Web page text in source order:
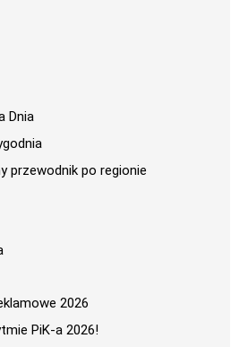
Dnia
przewodnik po regionie
2026
PiK-a 2026!